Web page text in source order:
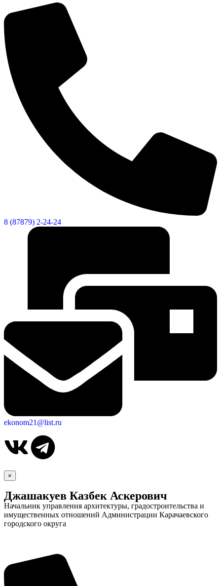
Об округе
8 (87879) 2-24-24
ekonom21@list.ru
×
Джашакуев Казбек Аскерович
Начальник управления архитектуры, градостроительства и
имущественных отношений Администрации Карачаевского
городского округа